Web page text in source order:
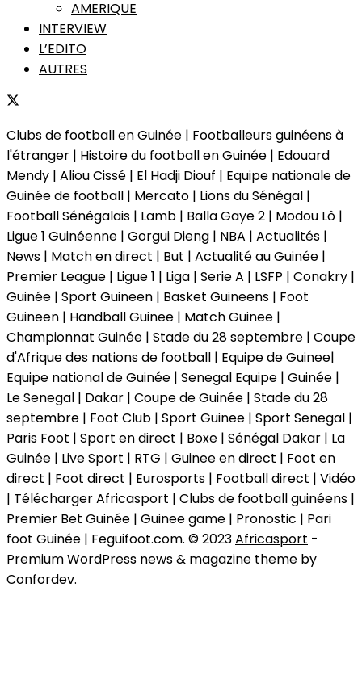
AMERIQUE
INTERVIEW
L’EDITO
AUTRES
Clubs de football en Guinée | Footballeurs guinéens à
l'étranger | Histoire du football en Guinée | Edouard
Mendy | Aliou Cissé | El Hadji Diouf | Equipe nationale de
Guinée de football | Mercato | Lions du Sénégal |
Football Sénégalais | Lamb | Balla Gaye 2 | Modou Lô |
Ligue 1 Guinéenne | Gorgui Dieng | NBA | Actualités |
News | Match en direct | But | Actualité au Guinée |
Premier League | Ligue 1 | Liga | Serie A | LSFP | Conakry |
Guinée | Sport Guineen | Basket Guineens | Foot
Guineen | Handball Guinee | Match Guinee |
Championnat Guinée | Stade du 28 septembre | Coupe
d'Afrique des nations de football | Equipe de Guinee|
Equipe national de Guinée | Senegal Equipe | Guinée |
Le Senegal | Dakar | Coupe de Guinée | Stade du 28
septembre | Foot Club | Sport Guinee | Sport Senegal |
Paris Foot | Sport en direct | Boxe | Sénégal Dakar | La
Guinée | Live Sport | RTG | Guinee en direct | Foot en
direct | Foot direct | Eurosports | Football direct | Vidéo
| Télécharger Africasport | Clubs de football guinéens |
Premier Bet Guinée | Guinee game | Pronostic | Pari
foot Guinée | Feguifoot.com. © 2023Africasport -
Premium WordPress news & magazine theme by
Confordev.